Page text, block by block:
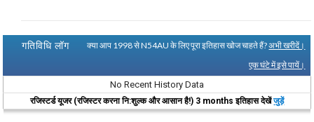
गतिविधि लॉग क्या आप 1998 से N54AU के लिए पूरा इतिहास खोज चाहते हैं?अभी खरीदें।
एक घंटे में इसे पायें।
No Recent History Data
रजिस्टर्ड यूजर (रजिस्टर करना नि:शुल्क और आसान है!) 3 months इतिहास देखेंजुड़ें